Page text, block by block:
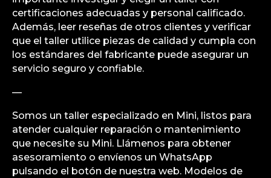
certificaciones adecuadas y personal calificado.
Además, leer reseñas de otros clientes y verificar
que el taller utilice piezas de calidad y cumpla con
los estándares del fabricante puede asegurar un
servicio seguro y confiable.
—
Somos un taller especializado en Mini, listos para
atender cualquier reparación o mantenimiento
que necesite su Mini. Llámenos para obtener
asesoramiento o envíenos un WhatsApp
pulsando el botón de nuestra web. Modelos de